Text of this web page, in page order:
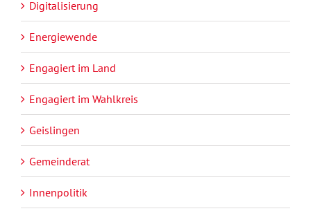
Digitalisierung
Energiewende
Engagiert im Land
Engagiert im Wahlkreis
Geislingen
Gemeinderat
Innenpolitik